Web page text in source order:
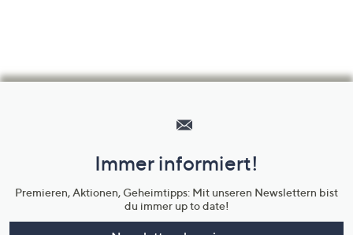
Unternehmensinformationen
Immer informiert!
Premieren, Aktionen, Geheimtipps: Mit unseren Newslettern bist
du immer up to date!